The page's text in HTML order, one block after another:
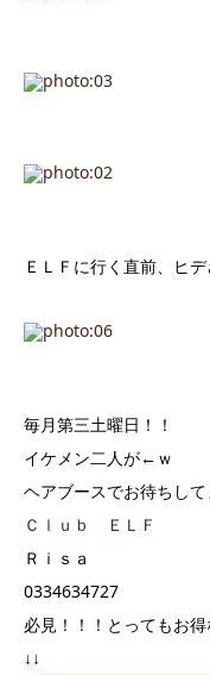
ＥＬＦに行く直前、ヒ
毎月第三土曜日！！
イケメン二人が←ｗ
ヘアブースでお待ちし
Ｃｌｕｂ ＥＬＦ
Ｒｉｓａ
0334634727
必見！！！とってもお
↓↓